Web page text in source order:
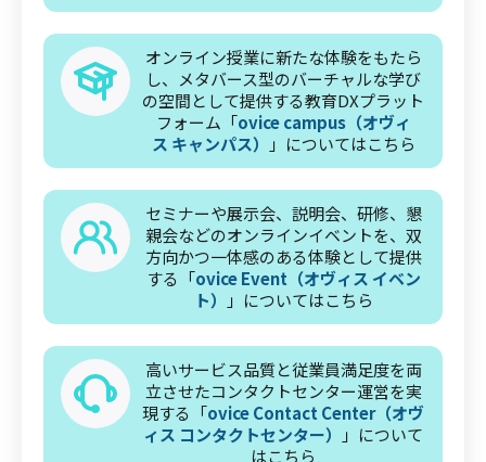
オンライン授業に新たな体験をもたら
し、メタバース型のバーチャルな学び
の空間として提供する教育DXプラット
フォーム「ovice campus（オヴィ
ス キャンパス）
」についてはこちら
セミナーや展示会、説明会、研修、懇
親会などのオンラインイベントを、双
方向かつ一体感のある体験として提供
する「ovice Event（オヴィス イベン
ト）
」についてはこちら
高いサービス品質と従業員満足度を両
立させたコンタクトセンター運営を実
現する「ovice Contact Center（オヴ
ィス コンタクトセンター）
」について
はこちら